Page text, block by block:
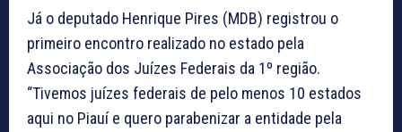
Já o deputado Henrique Pires (MDB) registrou o
primeiro encontro realizado no estado pela
Associação dos Juízes Federais da 1º região.
“Tivemos juízes federais de pelo menos 10 estados
aqui no Piauí e quero parabenizar a entidade pela